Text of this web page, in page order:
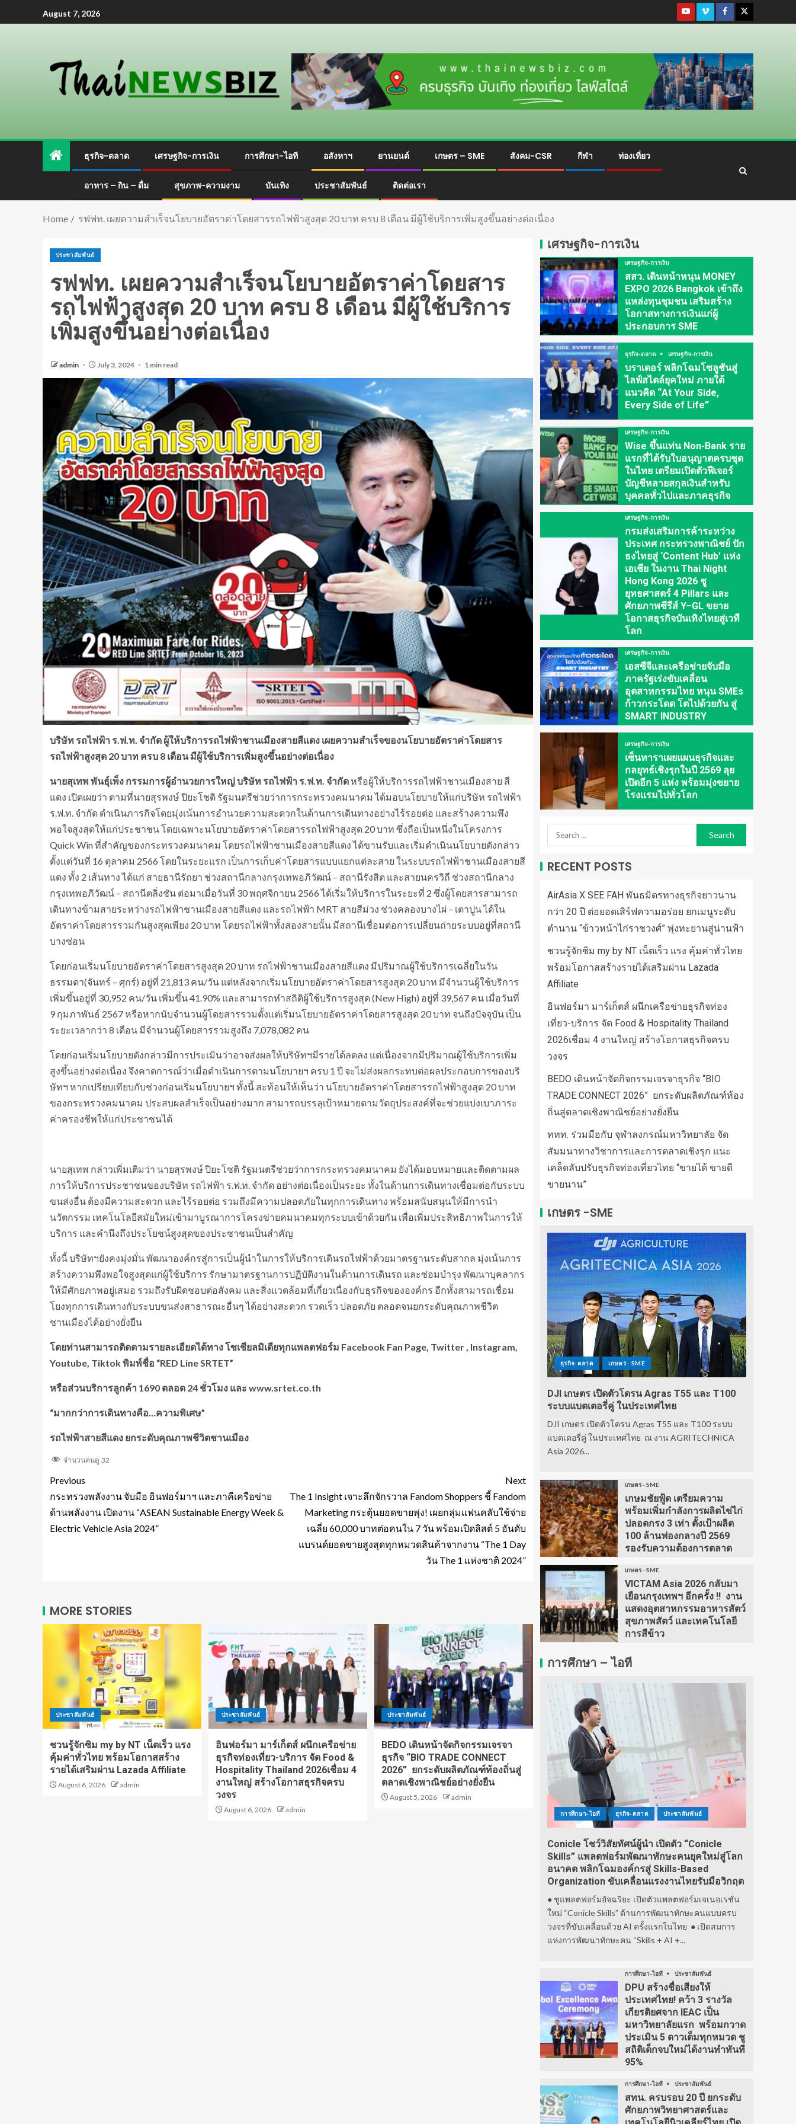
August 7, 2026
ธุรกิจ-ตลาด เศรษฐกิจ-การเงิน การศึกษา-ไอที อสังหาฯ ยานยนต์ เกษตร – SME สังคม-CSR กีฬา ท่องเที่ยว
อาหาร – กิน – ดื่ม สุขภาพ-ความงาม บันเทิง ประชาสัมพันธ์ ติดต่อเรา
Home รฟฟท. เผยความสำเร็จนโยบายอัตราค่าโดยสารรถไฟฟ้าสูงสุด 20 บาท ครบ 8 เดือน มีผู้ใช้บริการเพิ่มสูงขึ้นอย่างต่อเนื่อง
ประชาสัมพันธ์
รฟฟท. เผยความสำเร็จนโยบายอัตราค่าโดยสาร
รถไฟฟ้าสูงสุด 20 บาท ครบ 8 เดือน มีผู้ใช้บริการ
เพิ่มสูงขึ้นอย่างต่อเนื่อง
admin July 3, 2024 1 min read
บริษัท รถไฟฟ้า ร.ฟ.ท. จำกัด ผู้ให้บริการรถไฟฟ้าชานเมืองสายสีแดง เผยความสำเร็จของนโยบายอัตราค่าโดยสาร
รถไฟฟ้าสูงสุด 20บาท ครบ 8 เดือน มีผู้ใช้บริการเพิ่มสูงขึ้นอย่างต่อเนื่อง
นายสุเทพ พันธุ์เพ็ง กรรมการผู้อำนวยการใหญ่ บริษัท รถไฟฟ้า ร.ฟ.ท. จำกัดหรือผู้ให้บริการรถไฟฟ้าชานเมืองสาย สี
แดง เปิดเผยว่า ตามที่นายสุรพงษ์ ปิยะโชติ รัฐมนตรีช่วยว่าการกระทรวงคมนาคม ได้มอบนโยบายให้แก่บริษัท รถไฟฟ้า
ร.ฟ.ท. จำกัด ดำเนินภารกิจโดยมุ่งเน้นการอำนวยความสะดวกในด้านการเดินทางอย่างไร้รอยต่อ และสร้างความพึง
พอใจสูงสุดให้แก่ประชาชน โดยเฉพาะนโยบายอัตราค่าโดยสารรถไฟฟ้าสูงสุด 20 บาท ซึ่งถือเป็นหนึ่งในโครงการ
Quick Win ที่สำคัญของกระทรวงคมนาคม โดยรถไฟฟ้าชานเมืองสายสีแดง ได้ขานรับและเริ่มดำเนินนโยบายดังกล่าว
ตั้งแต่วันที่ 16 ตุลาคม 2566 โดยในระยะแรก เป็นการเก็บค่าโดยสารแบบแยกแต่ละสาย ในระบบรถไฟฟ้าชานเมืองสายสี
แดง ทั้ง 2 เส้นทาง ได้แก่ สายธานีรัถยา ช่วงสถานีกลางกรุงเทพอภิวัฒน์ – สถานีรังสิต และสายนครวิถี ช่วงสถานีกลาง
กรุงเทพอภิวัฒน์ – สถานีตลิ่งชัน ต่อมาเมื่อวันที่ 30 พฤศจิกายน 2566 ได้เริ่มให้บริการในระยะที่ 2 ซึ่งผู้โดยสารสามารถ
เดินทางข้ามสายระหว่างรถไฟฟ้าชานเมืองสายสีแดง และรถไฟฟ้า MRT สายสีม่วง ช่วงคลองบางไผ่ – เตาปูน ได้ใน
อัตราค่าโดยสารรวมกันสูงสุดเพียง 20 บาท โดยรถไฟฟ้าทั้งสองสายนั้น มีสถานีเชื่อมต่อการเปลี่ยนถ่ายระบบอยู่ที่สถานี
บางซ่อน
โดยก่อนเริ่มนโยบายอัตราค่าโดยสารสูงสุด 20 บาท รถไฟฟ้าชานเมืองสายสีแดง มีปริมาณผู้ใช้บริการเฉลี่ยในวัน
ธรรมดา(จันทร์ – ศุกร์) อยู่ที่ 21,813 คน/วัน แต่หลังจากเริ่มนโยบายอัตราค่าโดยสารสูงสุด 20 บาท มีจำนวนผู้ใช้บริการ
เพิ่มขึ้นอยู่ที่ 30,952 คน/วัน เพิ่มขึ้น 41.90% และสามารถทำสถิติผู้ใช้บริการสูงสุด (New High) อยู่ที่ 39,567 คน เมื่อวันที่
9 กุมภาพันธ์ 2567 หรือหากนับจำนวนผู้โดยสารรวมตั้งแต่เริ่มนโยบายอัตราค่าโดยสารสูงสุด 20 บาท จนถึงปัจจุบัน เป็น
ระยะเวลากว่า 8 เดือน มีจำนวนผู้โดยสารรวมสูงถึง 7,078,082 คน
โดยก่อนเริ่มนโยบายดังกล่าวมีการประเมินว่าอาจส่งผลให้บริษัทฯมีรายได้ลดลง แต่เนื่องจากมีปริมาณผู้ใช้บริการเพิ่ม
สูงขึ้นอย่างต่อเนื่อง จึงคาดการณ์ว่าเมื่อดำเนินการตามนโยบายฯ ครบ 1 ปี จะไม่ส่งผลกระทบต่อผลประกอบการของบริ
ษัทฯ หากเปรียบเทียบกับช่วงก่อนเริ่มนโยบายฯ ทั้งนี้ สะท้อนให้เห็นว่า นโยบายอัตราค่าโดยสารรถไฟฟ้าสูงสุด 20 บาท
ของกระทรวงคมนาคม ประสบผลสำเร็จเป็นอย่างมาก สามารถบรรลุเป้าหมายตามวัตถุประสงค์ที่จะช่วยแบ่งเบาภาระ
ค่าครองชีพให้แก่ประชาชนได้
นายสุเทพ กล่าวเพิ่มเติมว่า นายสุรพงษ์ ปิยะโชติ รัฐมนตรีช่วยว่าการกระทรวงคมนาคม ยังได้มอบหมายและติดตามผล
การให้บริการประชาชนของบริษัท รถไฟฟ้า ร.ฟ.ท. จำกัด อย่างต่อเนื่องเป็นระยะ ทั้งในด้านการเดินทางเชื่อมต่อกับระบบ
ขนส่งอื่น ต้องมีความสะดวก และไร้รอยต่อ รวมถึงมีความปลอดภัยในทุกการเดินทาง พร้อมสนับสนุนให้มีการนำ
นวัตกรรม เทคโนโลยีสมัยใหม่เข้ามาบูรณาการโครงข่ายคมนาคมทุกระบบเข้าด้วยกัน เพื่อเพิ่มประสิทธิภาพในการให้
บริการ และคำนึงถึงประโยชน์สูงสุดของประชาชนเป็นสำคัญ
ทั้งนี้ บริษัทฯยังคงมุ่งมั่น พัฒนาองค์กรสู่การเป็นผู้นำในการให้บริการเดินรถไฟฟ้าด้วยมาตรฐานระดับสากล มุ่งเน้นการ
สร้างความพึงพอใจสูงสุดแก่ผู้ใช้บริการ รักษามาตรฐานการปฏิบัติงานในด้านการเดินรถ และซ่อมบำรุง พัฒนาบุคลากร
ให้มีศักยภาพอยู่เสมอ รวมถึงรับผิดชอบต่อสังคม และสิ่งแวดล้อมที่เกี่ยวเนื่องกับธุรกิจขององค์กร อีกทั้งสามารถเชื่อม
โยงทุกการเดินทางกับระบบขนส่งสาธารณะอื่นๆ ได้อย่างสะดวก รวดเร็ว ปลอดภัย ตลอดจนยกระดับคุณภาพชีวิต
ชานเมืองได้อย่างยั่งยืน
โดยท่านสามารถติดตามรายละเอียดได้ทาง โซเชียลมิเดียทุกแพลตฟอร์ม Facebook Fan Page, Twitter , Instagram,
Youtube, Tiktokพิมพ์ชื่อ “RED Line SRTET”
หรือส่วนบริการลูกค้า 1690 ตลอด 24 ชั่วโมง และ www.srtet.co.th
“มากกว่าการเดินทางคือ…ความพิเศษ”
รถไฟฟ้าสายสีแดง ยกระดับคุณภาพชีวิตชานเมือง
จำนวนคนดู 32
Previous
กระทรวงพลังงาน จับมือ อินฟอร์มาฯ และภาคีเครือข่าย
ด้านพลังงาน เปิดงาน “ASEAN Sustainable Energy Week &
Electric Vehicle Asia 2024”
Next
The 1 Insight เจาะลึกจักรวาล Fandom Shoppers ชี้ Fandom
Marketing กระตุ้นยอดขายพุ่ง! เผยกลุ่มแฟนคลับใช้จ่าย
เฉลี่ย 60,000 บาทต่อคนใน 7 วัน พร้อมเปิดลิสต์ 5 อันดับ
แบรนด์ยอดขายสูงสุดทุกหมวดสินค้าจากงาน “The 1 Day
วัน The 1 แห่งชาติ 2024”
MORE STORIES
ประชาสัมพันธ์
ชวนรู้จักซิม my by NT เน็ตเร็ว แรง
คุ้มค่าทั่วไทย พร้อมโอกาสสร้าง
รายได้เสริมผ่าน Lazada Affiliate
August 6, 2026 admin
ประชาสัมพันธ์
อินฟอร์มา มาร์เก็ตส์ ผนึกเครือข่าย
ธุรกิจท่องเที่ยว-บริการ จัด Food &
Hospitality Thailand 2026เชื่อม 4
งานใหญ่ สร้างโอกาสธุรกิจครบ
วงจร
August 6, 2026 admin
ประชาสัมพันธ์
BEDO เดินหน้าจัดกิจกรรมเจรจา
ธุรกิจ “BIO TRADE CONNECT
2026” ยกระดับผลิตภัณฑ์ท้องถิ่นสู่
ตลาดเชิงพาณิชย์อย่างยั่งยืน
August 5, 2026 admin
เศรษฐกิจ-การเงิน
เศรษฐกิจ-การเงิน
สสว. เดินหน้าหนุน MONEY
EXPO 2026 Bangkok เข้าถึง
แหล่งทุนชุมชน เสริมสร้าง
โอกาสทางการเงินแก่ผู้
ประกอบการ SME
ธุรกิจ-ตลาด เศรษฐกิจ-การเงิน
บราเดอร์ พลิกโฉมโซลูชันสู่
ไลฟ์สไตล์ยุคใหม่ ภายใต้
แนวคิด “At Your Side,
Every Side of Life”
เศรษฐกิจ-การเงิน
Wise ขึ้นแท่น Non-Bank ราย
แรกที่ได้รับใบอนุญาตครบชุด
ในไทย เตรียมเปิดตัวฟีเจอร์
บัญชีหลายสกุลเงินสำหรับ
บุคคลทั่วไปและภาคธุรกิจ
เศรษฐกิจ-การเงิน
กรมส่งเสริมการค้าระหว่าง
ประเทศ กระทรวงพาณิชย์ ปัก
ธงไทยสู่ ‘Content Hub’ แห่ง
เอเชีย ในงาน Thai Night
Hong Kong 2026 ชู
ยุทธศาสตร์ 4 Pillars และ
ศักยภาพซีรีส์ Y–GL ขยาย
โอกาสธุรกิจบันเทิงไทยสู่เวที
โลก
เศรษฐกิจ-การเงิน
เอสซีจีและเครือข่ายจับมือ
ภาครัฐเร่งขับเคลื่อน
อุตสาหกรรมไทย หนุน SMEs
ก้าวกระโดด โตไปด้วยกัน สู่
SMART INDUSTRY
เศรษฐกิจ-การเงิน
เซ็นทาราเผยแผนธุรกิจและ
กลยุทธ์เชิงรุกในปี 2569 ลุย
เปิดอีก 5 แห่ง พร้อมมุ่งขยาย
โรงแรมไปทั่วโลก
RECENT POSTS
AirAsia X SEE FAH พันธมิตรทางธุรกิจยาวนาน
กว่า 20 ปี ต่อยอดเสิร์ฟความอร่อย ยกเมนูระดับ
ตำนาน “ข้าวหน้าไก่ราชวงศ์” พุ่งทะยานสู่น่านฟ้า
ชวนรู้จักซิม my by NT เน็ตเร็ว แรง คุ้มค่าทั่วไทย
พร้อมโอกาสสร้างรายได้เสริมผ่าน Lazada
Affiliate
อินฟอร์มา มาร์เก็ตส์ ผนึกเครือข่ายธุรกิจท่อง
เที่ยว-บริการ จัด Food & Hospitality Thailand
2026เชื่อม 4 งานใหญ่ สร้างโอกาสธุรกิจครบ
วงจร
BEDO เดินหน้าจัดกิจกรรมเจรจาธุรกิจ “BIO
TRADE CONNECT 2026” ยกระดับผลิตภัณฑ์ท้อง
ถิ่นสู่ตลาดเชิงพาณิชย์อย่างยั่งยืน
ททท. ร่วมมือกับ จุฬาลงกรณ์มหาวิทยาลัย จัด
สัมมนาทางวิชาการและการตลาดเชิงรุก แนะ
เคล็ดลับปรับธุรกิจท่องเที่ยวไทย “ขายได้ ขายดี
ขายนาน”
เกษตร -SME
ธุรกิจ-ตลาด เกษตร - SME
DJI เกษตร เปิดตัวโดรน Agras T55 และ T100
ระบบแบตเตอรี่คู่ ในประเทศไทย
DJI เกษตร เปิดตัวโดรน Agras T55 และ T100 ระบบ
แบตเตอรี่คู่ ในประเทศไทย ณ งาน AGRITECHNICA
Asia 2026...
เกษตร - SME
เกษมชัยฟู้ด เตรียมความ
พร้อมเพิ่มกำลังการผลิตไข่ไก่
ปลอดกรง 3 เท่า ตั้งเป้าผลิต
100 ล้านฟองกลางปี 2569
รองรับความต้องการตลาด
เกษตร - SME
VICTAM Asia 2026 กลับมา
เยือนกรุงเทพฯ อีกครั้ง !! งาน
แสดงอุตสาหกรรมอาหารสัตว์
สุขภาพสัตว์ และเทคโนโลยี
การสีข้าว
การศึกษา – ไอที
การศึกษา-ไอที ธุรกิจ-ตลาด ประชาสัมพันธ์
Conicle โชว์วิสัยทัศน์ผู้นำ เปิดตัว “Conicle
Skills” แพลตฟอร์มพัฒนาทักษะคนยุคใหม่สู่โลก
อนาคต พลิกโฉมองค์กรสู่ Skills-Based
Organization ขับเคลื่อนแรงงานไทยรับมือวิกฤต
● ชูแพลตฟอร์มอัจฉริยะ เปิดตัวแพลตฟอร์มเจเนอเรชั่น
ใหม่ “Conicle Skills” ด้านการพัฒนาทักษะคนแบบครบ
วงจรที่ขับเคลื่อนด้วย AI ครั้งแรกในไทย ● เปิดสมการ
แห่งการพัฒนาทักษะคน “Skills + AI +...
การศึกษา-ไอที ประชาสัมพันธ์
DPU สร้างชื่อเสียงให้
ประเทศไทย! คว้า 3 รางวัล
เกียรติยศจาก IEAC เป็น
มหาวิทยาลัยแรก พร้อมกวาด
ประเมิน 5 ดาวเต็มทุกหมวด ชู
สถิติเด็กจบใหม่ได้งานทำทันที
95%
การศึกษา-ไอที ประชาสัมพันธ์
สทน. ครบรอบ 20 ปี ยกระดับ
ศักยภาพวิทยาศาสตร์และ